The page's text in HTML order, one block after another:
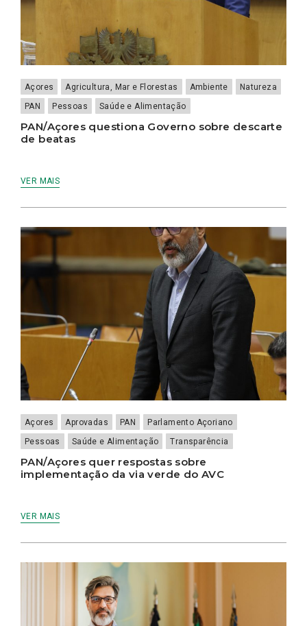
Açores Agricultura, Mar e Florestas Ambiente
Natureza
PAN
Pessoas Saúde e Alimentação
PAN/Açores questiona Governo sobre descarte
de beatas
VER MAIS
Açores Aprovadas PAN
Parlamento Açoriano
Pessoas
Saúde e Alimentação Transparência
PAN/Açores quer respostas sobre
implementação da via verde do AVC
VER MAIS